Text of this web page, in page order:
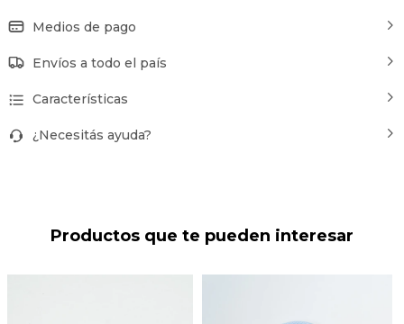
Medios de pago
Envíos a todo el país
Características
¿Necesitás ayuda?
Productos que te pueden interesar